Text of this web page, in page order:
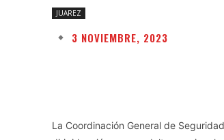
JUAREZ
3 NOVIEMBRE, 2023
La Coordinación General de